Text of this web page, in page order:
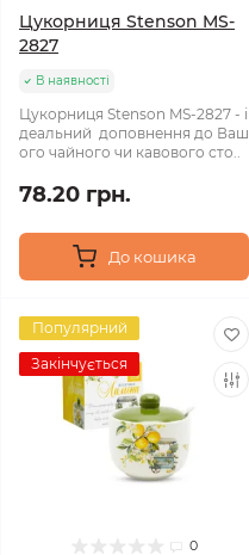
Цукорниця Stenson MS-
2827
В наявності
Цукорниця Stenson MS-2827 - і
деальний доповнення до Ваш
ого чайного чи кавового сто..
78.20 грн.
До кошика
Популярний
Закінчується
0